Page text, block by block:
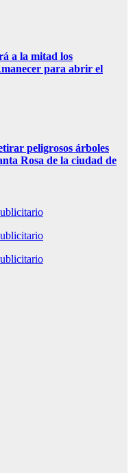
a la mitad los
para abrir el
peligrosos árboles
Rosa de la ciudad de